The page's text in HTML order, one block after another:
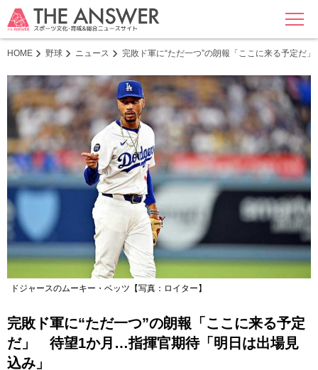
MENU
HOME 野球 ニュース 完敗ド軍に“ただ一つ”の朗報「ここに来る予定
ドジャースのムーキー・ベッツ【写真：ロイター】
完敗ド軍に“ただ一つ”の朗報「ここに来る予定
だ」 待望1か月…指揮官期待「明日は出場見
込み」